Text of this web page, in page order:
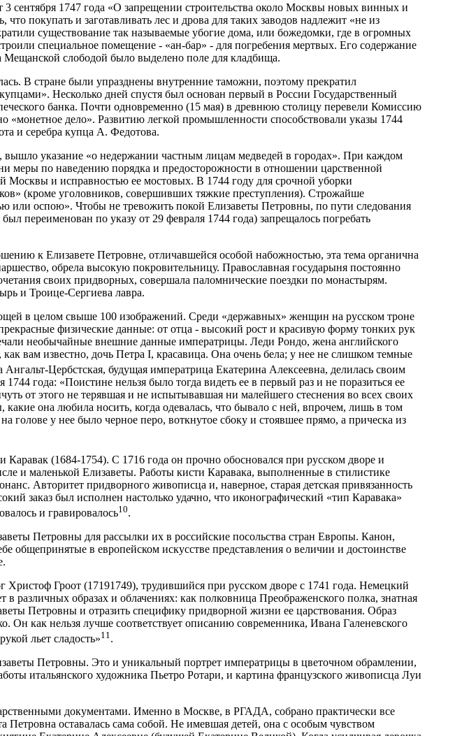
сентября 1747 года «О запрещении строительства около Москвы новых винных и
покупать и заготавливать лес и дрова для таких заводов надлежит «не из
существование так называемые убогие дома, или божедомки, где в огромных
специальное помещение - «ан-бар» - для погребения мертвых. Его содержание
Мещанской слободой было выделено поле для кладбища.
В стране были упразднены внутренние таможни, поэтому прекратил
Несколько дней спустя был основан первый в России Государственный
банка. Почти одновременно (15 мая) в древнюю столицу перевели Комиссию
дело». Развитию легкой промышленности способствовали указы 1744
и серебра купца А. Федотова.
указание «о недержании частным лицам медведей в городах». При каждом
меры по наведению порядка и предосторожности в отношении царственной
Москвы и исправностью ее мостовых. В 1744 году для срочной уборки
(кроме уголовников, совершивших тяжкие преступления). Строжайше
или оспою». Чтобы не тревожить покой Елизаветы Петровны, по пути следования
переименован по указу от 29 февраля 1744 года) запрещалось погребать
к Елизавете Петровне, отличавшейся особой набожностью, эта тема органична
обрела высокую покровительницу. Православная государыня постоянно
своих придворных, совершала паломнические поездки по монастырям.
и Троице-Сергиева лавра.
в целом свыше 100 изображений. Среди «державных» женщин на русском троне
физические данные: от отца - высокий рост и красивую форму тонких рук
необычайные внешние данные императрицы. Леди Рондо, жена английского
вам известно, дочь Петра I, красавица. Она очень бела; у нее не слишком темные
Цербстская, будущая императрица Екатерина Алексеевна, делилась своим
года: «Поистине нельзя было тогда видеть ее в первый раз и не поразиться ее
от этого не терявшая и не испытывавшая ни малейшего стеснения во всех своих
она любила носить, когда одевалась, что бывало с ней, впрочем, лишь в том
голове у нее было черное перо, воткнутое сбоку и стоявшее прямо, а прическа из
(1684-1754). С 1716 года он прочно обосновался при русском дворе и
и маленькой Елизаветы. Работы кисти Каравака, выполненные в стилистике
Авторитет придворного живописца и, наверное, старая детская привязанность
заказ был исполнен настолько удачно, что иконографический «тип Каравака»
и гравировалось10.
Петровны для рассылки их в российские посольства стран Европы. Канон,
в европейском искусстве представления о величии и достоинстве
Гроот (17191749), трудившийся при русском дворе с 1741 года. Немецкий
различных образах и облачениях: как полковница Преображенского полка, знатная
Петровны и отразить специфику придворной жизни ее царствования. Образ
как нельзя лучше соответствует описанию современника, Ивана Галеневского
льет сладость»11 .
Петровны. Это и уникальный портрет императрицы в цветочном обрамлении,
итальянского художника Пьетро Ротари, и картина французского живописца Луи
документами. Именно в Москве, в РГАДА, собрано практически все
Петровна оставалась сама собой. Не имевшая детей, она с особым чувством